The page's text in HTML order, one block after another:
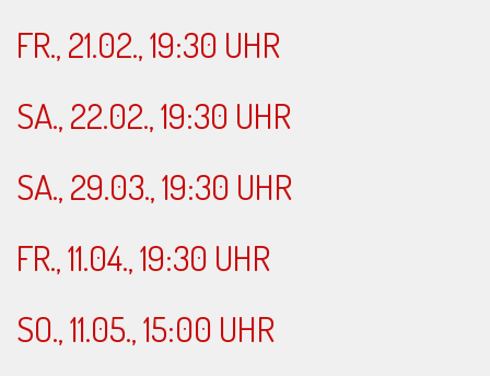
FR., 21.02., 19:30 UHR
SA., 22.02., 19:30 UHR
SA., 29.03., 19:30 UHR
FR., 11.04., 19:30 UHR
SO., 11.05., 15:00 UHR